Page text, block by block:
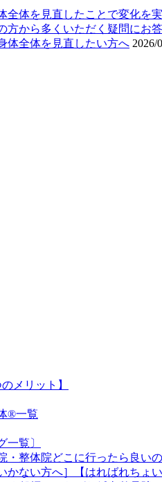
全体を見直したことで変化を
方から多くいただく疑問にお
体全体を見直したい方へ 2026/
メリット】
®︎一覧
一覧〕
・整体院どこに行ったら良いの
かない方へ］【はればれちょい